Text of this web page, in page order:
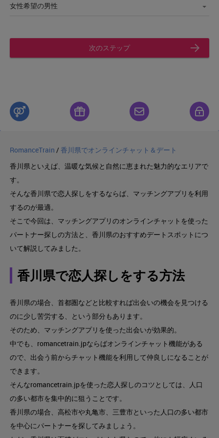
次のステップ
RomanceTrain /香川県でオンラインチャット＆デート
香川県といえば、温暖な気候と自然に恵まれた魅力的なエリアで
す。
そんな香川県で恋人探しをするならば、マッチングアプリを利用
するのが最適。
そこで今回は、マッチングアプリのオンラインチャットを使った
パートナー探しの方法と、香川県のおすすめデートスポットにつ
いて解説してみました。
香川県で恋人探しをする方法
香川県の場合、首都圏などと比較すれば出会いの機会を見つける
のに少し苦労する、という部分もあります。
そのため、マッチングアプリを使った出会いが効果的。
中でも、romancetrain.jpならばオンラインチャット機能がある
ので、出会う前からチャット機能を利用して仲良しになることが
できます。
そんなromancetrain.jpを使った恋人探しのコツとしては、人口
の多い都市を集中的に狙うことです。
香川県の場合、高松市や丸亀市、三豊市といった人口の多い都市
を中心にパートナーを探してみましょう。